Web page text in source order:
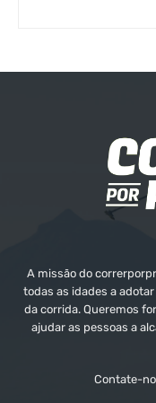
A missão do
todas as idades a
da corrida. Queremos
ajudar as pessoas a
Contate-